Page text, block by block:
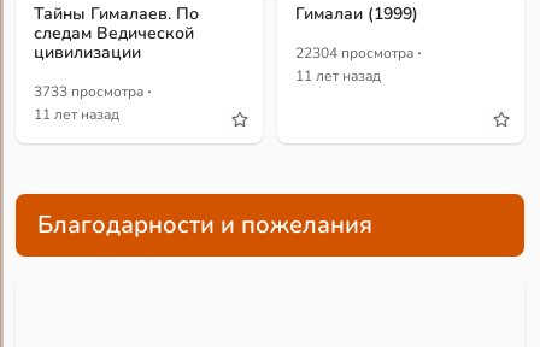
Тайны Гималаев. По
следам Ведической
цивилизации
3733 просмотра ·
11 лет назад
Гималаи (1999)
22304 просмотра ·
11 лет назад
Благодарности и пожелания